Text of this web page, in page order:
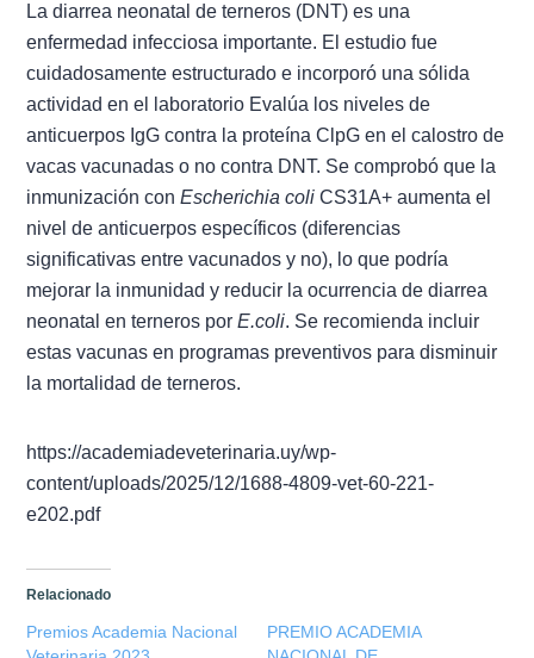
La diarrea neonatal de terneros (DNT) es una
enfermedad infecciosa importante. El estudio fue
cuidadosamente estructurado e incorporó una sólida
actividad en el laboratorio Evalúa los niveles de
anticuerpos IgG contra la proteína ClpG en el calostro de
vacas vacunadas o no contra DNT. Se comprobó que la
inmunización conEscherichia coli CS31A+ aumenta el
nivel de anticuerpos específicos (diferencias
significativas entre vacunados y no), lo que podría
mejorar la inmunidad y reducir la ocurrencia de diarrea
neonatal en terneros porE.coli. Se recomienda incluir
estas vacunas en programas preventivos para disminuir
la mortalidad de terneros.
https://academiadeveterinaria.uy/wp-
content/uploads/2025/12/1688-4809-vet-60-221-
e202.pdf
Relacionado
Premios Academia Nacional
PREMIO ACADEMIA